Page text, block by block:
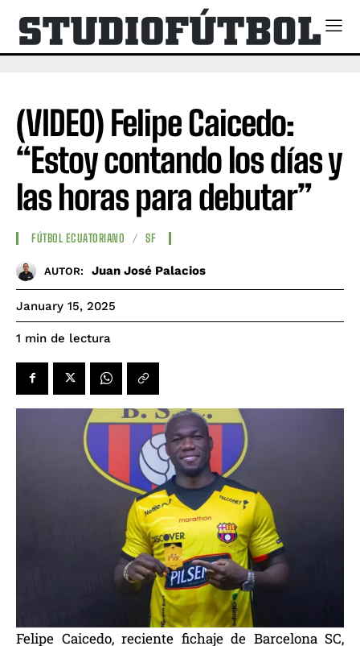
(VIDEO) Felipe Caicedo:
“Estoy contando los días y
las horas para debutar”
FÚTBOL ECUATORIANO SF
AUTOR: Juan José Palacios
January 15, 2025
1 min de lectura
Felipe Caicedo, reciente fichaje de Barcelona SC,